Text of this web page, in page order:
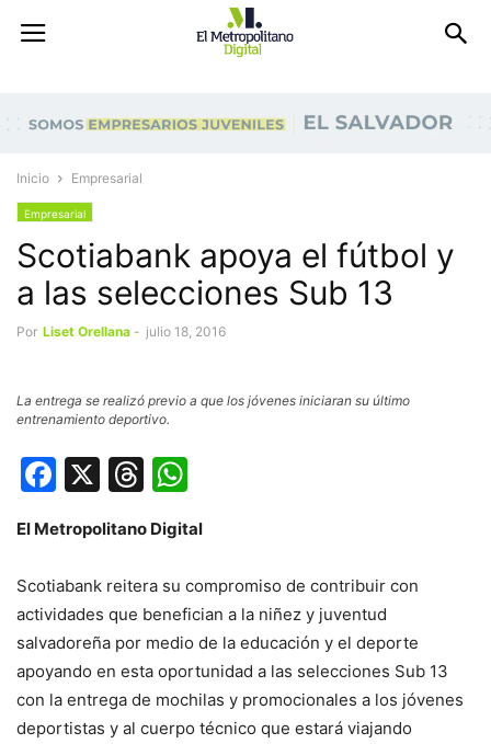
Inicio Empresarial
Empresarial
Scotiabank apoya el fútbol y
a las selecciones Sub 13
Por Liset Orellana - julio 18, 2016
La entrega se realizó previo a que los jóvenes iniciaran su último
entrenamiento deportivo.
Facebook
X Threads
El Metropolitano Digital
Scotiabank reitera su compromiso de contribuir con
actividades que benefician a la niñez y juventud
salvadoreña por medio de la educación y el deporte
apoyando en esta oportunidad a las selecciones Sub 13
con la entrega de mochilas y promocionales a los jóvenes
deportistas y al cuerpo técnico que estará viajando